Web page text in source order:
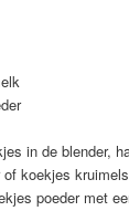
in de blender,
koekjes
poeder met